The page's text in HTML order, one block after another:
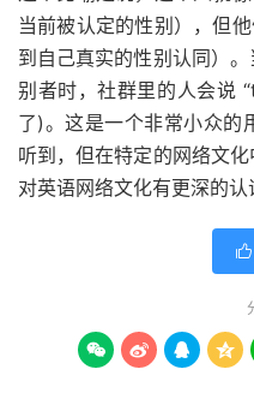
当前被认定的性别），但
到自己真实的性别认同）
别者时，社群里的人会说
了)。这是一个非常小众的
听到，但在特定的网络文
对英语网络文化有更深的认

   